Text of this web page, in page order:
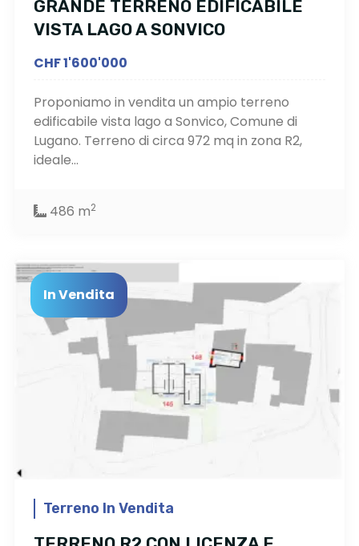
GRANDE TERRENO EDIFICABILE
VISTA LAGO A SONVICO
CHF 1'600'000
Proponiamo in vendita un ampio terreno
edificabile vista lago a Sonvico, Comune di
Lugano. Terreno di circa 972 mq in zona R2,
ideale...
486 m2
In Vendita
Terreno In Vendita